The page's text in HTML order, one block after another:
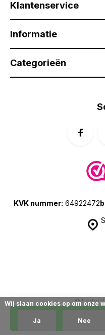
In
Klantenservice
Informatie
Categorieën
KVK nummer: 64922472
©
| Prijzen zijn inclusief 21%
Wij slaan cookies op om onze
Ja Nee